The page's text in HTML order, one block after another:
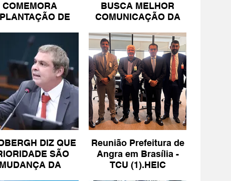
COMEMORA
DE
BUSCA MELHOR
COMUNICAÇÃO DA
DIZ QUE
SÃO
DA
Reunião Prefeitura de
Angra em Brasília -
TCU (1).HEIC